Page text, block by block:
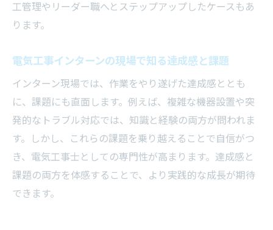
電気工事インターンがキャリア選択肢を広
げる理由
インターン経験が電気工事の独立にも有利
な理由
電気工事インターンで見える新たな職場環
境
将来の収入増加につながる電気工事インタ
工管理やリーダー職へとステップアップしたケースもあ
ります。
電気工事インターンの現場で知る達成感と課題
インターン現場では、作業をやり遂げた達成感ととも
に、課題にも直面します。例えば、複雑な機器設置や突
発的なトラブル対応では、知識と経験の両方が問われま
す。しかし、これらの課題を乗り越えることで自信がつ
き、電気工事士としての専門性が高まります。達成感と
課題の両方を体感することで、より実践的な成長が期待
できます。